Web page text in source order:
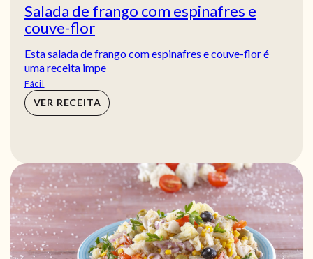
Salada de frango com espinafres e
couve-flor
Esta salada de frango com espinafres e couve-flor é
uma receita impe
Fácil
VER RECEITA